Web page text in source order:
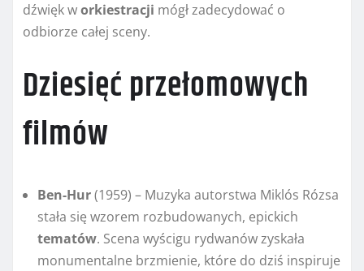
dźwięk workiestracji mógł zadecydować o
odbiorze całej sceny.
Dziesięć przełomowych
filmów
Ben-Hur(1959) – Muzyka autorstwa Miklós Rózsa
stała się wzorem rozbudowanych, epickich
tematów. Scena wyścigu rydwanów zyskała
monumentalne brzmienie, które do dziś inspiruje